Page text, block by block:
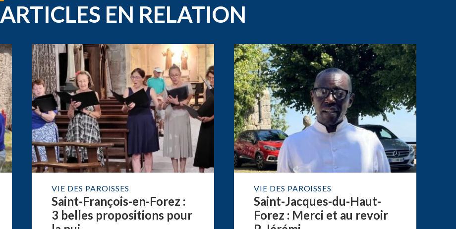
ARTICLES EN RELATION
VIE DES PAROISSES
Saint-François-en-Forez :
3 belles propositions pour
VIE DES PAROISSES
Saint-Jacques-du-Haut-
Forez : Merci et au revoir